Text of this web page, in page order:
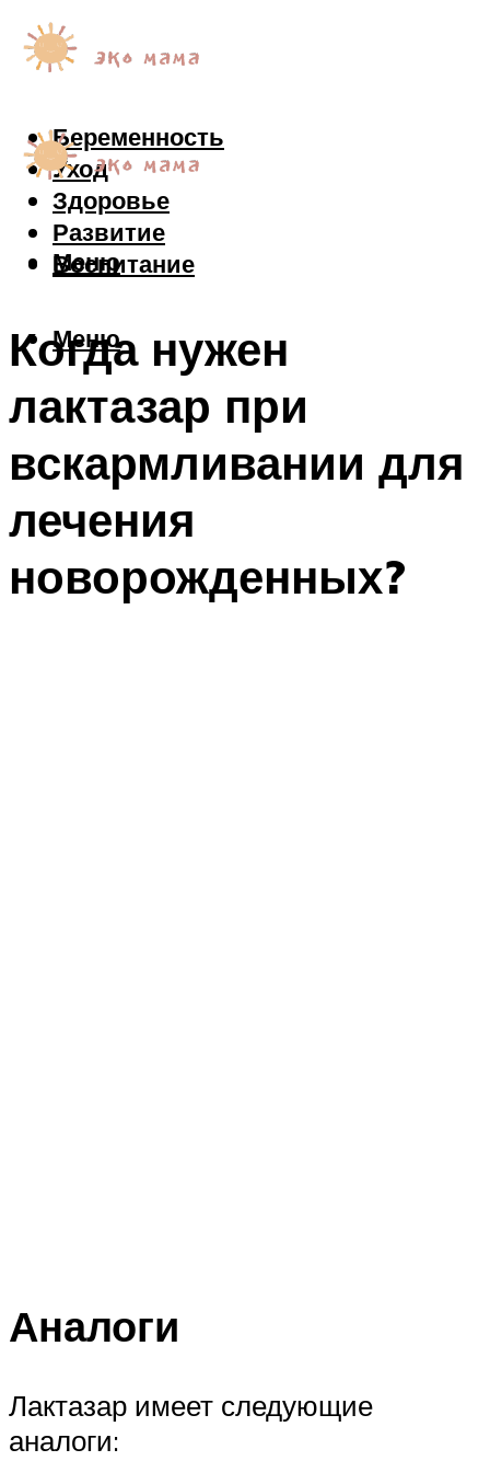
Беременность
Уход
Здоровье
Развитие
Воспитание
Меню
Меню
Когда нужен
лактазар при
вскармливании для
лечения
новорожденных?
Аналоги
Лактазар имеет следующие
аналоги: